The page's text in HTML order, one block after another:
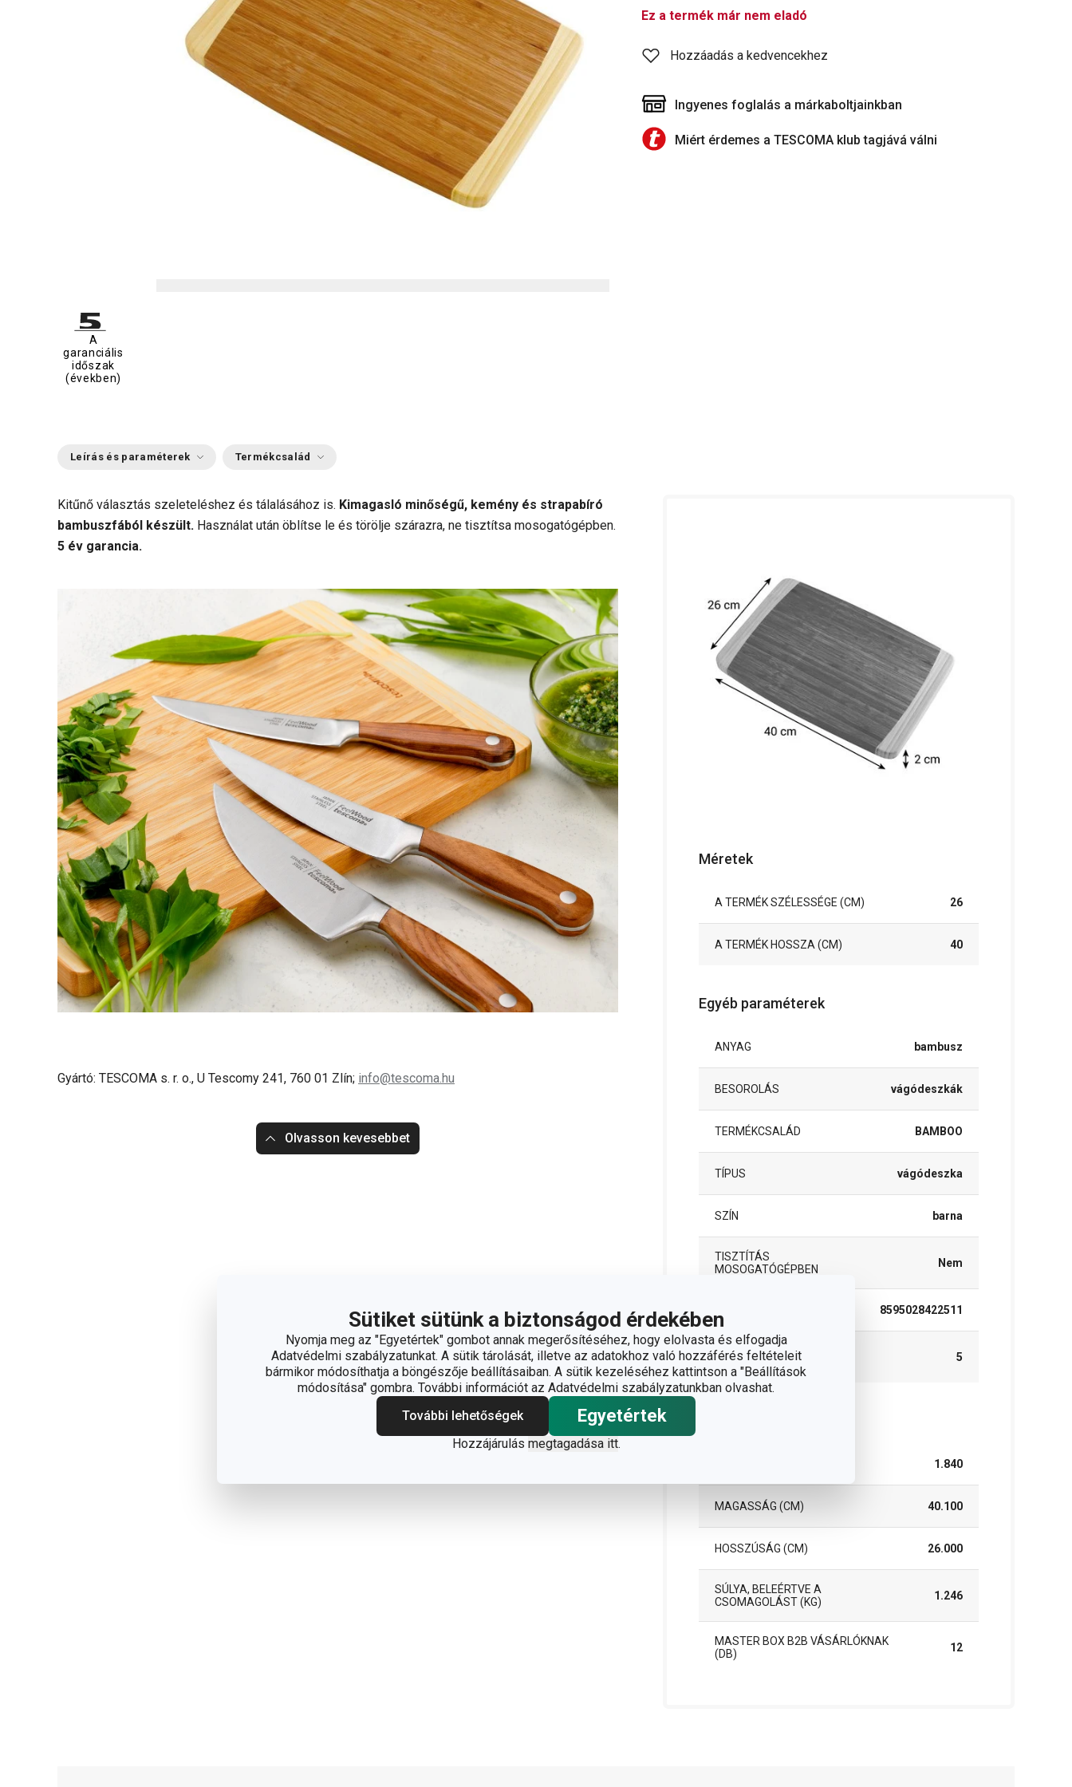
Sütiket sütünk a biztonságod érdekében
Nyomja meg az "Egyetértek" gombot annak megerősítéséhez, hogy elolvasta és elfogadja
Adatvédelmi szabályzatunkat. A sütik tárolását, illetve az adatokhoz való hozzáférés feltételeit
bármikor módosíthatja a böngészője beállításaiban. A sütik kezeléséhez kattintson a "Beállítások
módosítása" gombra. További információt az Adatvédelmi szabályzatunkban olvashat.
További lehetőségek
Egyetértek
Hozzájárulás megtagadása itt.
Ez a termék már nem eladó
Hozzáadás a kedvencekhez
Ingyenes foglalás a márkaboltjainkban
Miért érdemes a TESCOMA klub tagjává válni
A
garanciális
időszak
(években)
Leírás és paraméterek Termékcsalád
Kitűnő választás szeleteléshez és tálalásához is. Kimagasló minőségű, kemény és strapabíró
bambuszfából készült. Használat után öblítse le és törölje szárazra, ne tisztítsa mosogatógépben.
5 év garancia.
Gyártó: TESCOMA s. r. o., U Tescomy 241, 760 01 Zlín; info@tescoma.hu
Olvasson kevesebbet
Méretek
A TERMÉK SZÉLESSÉGE (CM) 26
A TERMÉK HOSSZA (CM) 40
Egyéb paraméterek
ANYAG bambusz
BESOROLÁS vágódeszkák
TERMÉKCSALÁD BAMBOO
TÍPUS vágódeszka
SZÍN barna
TISZTÍTÁS
MOSOGATÓGÉPBEN
Nem
8595028422511
A GARANCIÁLIS IDŐSZAK
(ÉVEKBEN)
5
1.840
MAGASSÁG (CM) 40.100
HOSSZÚSÁG (CM) 26.000
SÚLYA, BELEÉRTVE A
CSOMAGOLÁST (KG)
1.246
MASTER BOX B2B VÁSÁRLÓKNAK
(DB)
12